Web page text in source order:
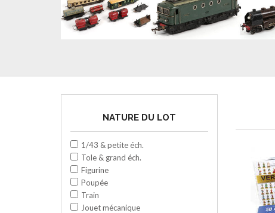
NATURE DU LOT
1/43 & petite éch.
Tole & grand éch.
Figurine
Poupée
Train
Jouet mécanique